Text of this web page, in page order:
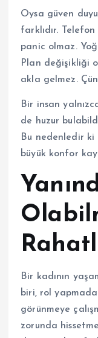
Oysa güven
farklıdır.
panic olmaz.
Plan değişikliği
akla gelmez.
Bir insan
de huzur
Bu nedenledir ki
büyük konfor
Bir kadının
biri, rol
görünmeye
zorunda